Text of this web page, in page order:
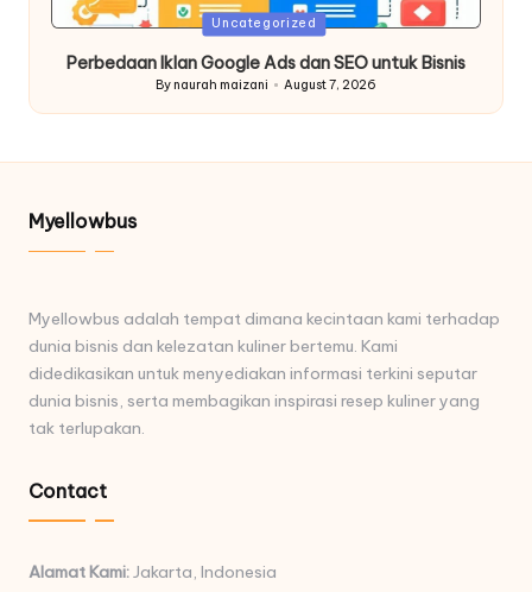
Posted
Uncategorized
Perbedaan Iklan Google Ads dan SEO untuk Bisnis
Posted
By naurah maizani August 7, 2026
Myellowbus
Myellowbus adalah tempat dimana kecintaan kami terhadap
dunia bisnis dan kelezatan kuliner bertemu. Kami
didedikasikan untuk menyediakan informasi terkini seputar
dunia bisnis, serta membagikan inspirasi resep kuliner yang
tak terlupakan.
Contact
Alamat Kami:Jakarta, Indonesia